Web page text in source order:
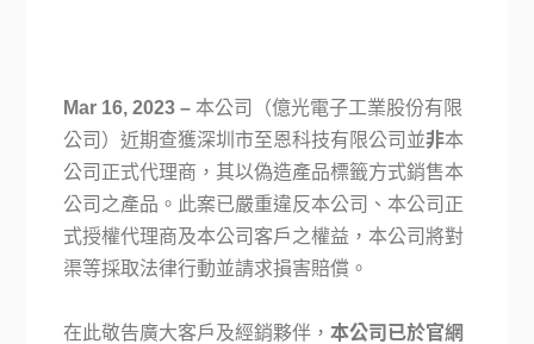
Mar 16, 2023 – 本公司（億光電子工業股份有限
公司）近期查獲深圳市至恩科技有限公司並非本
公司正式代理商，其以偽造產品標籤方式銷售本
公司之產品。此案已嚴重違反本公司、本公司正
式授權代理商及本公司客戶之權益，本公司將對
渠等採取法律行動並請求損害賠償。
在此敬告廣大客戶及經銷夥伴， 本公司已於官網